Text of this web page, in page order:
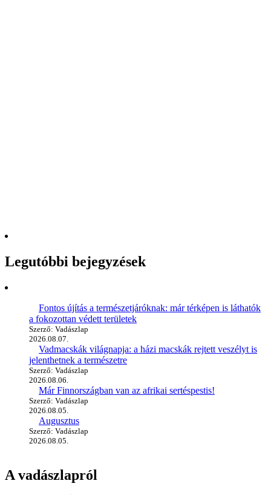
Legutóbbi bejegyzések
Fontos újítás a természetjáróknak: már térképen is láthatók
a fokozottan védett területek
Szerző: Vadászlap
2026.08.07.
Vadmacskák világnapja: a házi macskák rejtett veszélyt is
jelenthetnek a természetre
Szerző: Vadászlap
2026.08.06.
Már Finnországban van az afrikai sertéspestis!
Szerző: Vadászlap
2026.08.05.
Augusztus
Szerző: Vadászlap
2026.08.05.
A vadászlapról